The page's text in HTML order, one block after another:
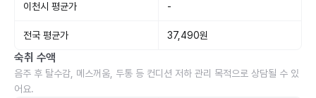
이천시 평균가 -
전국 평균가 37,490원
숙취 수액
음주 후 탈수감, 메스꺼움, 두통 등 컨디션 저하 관리 목적으로 상담될 수 있
어요.